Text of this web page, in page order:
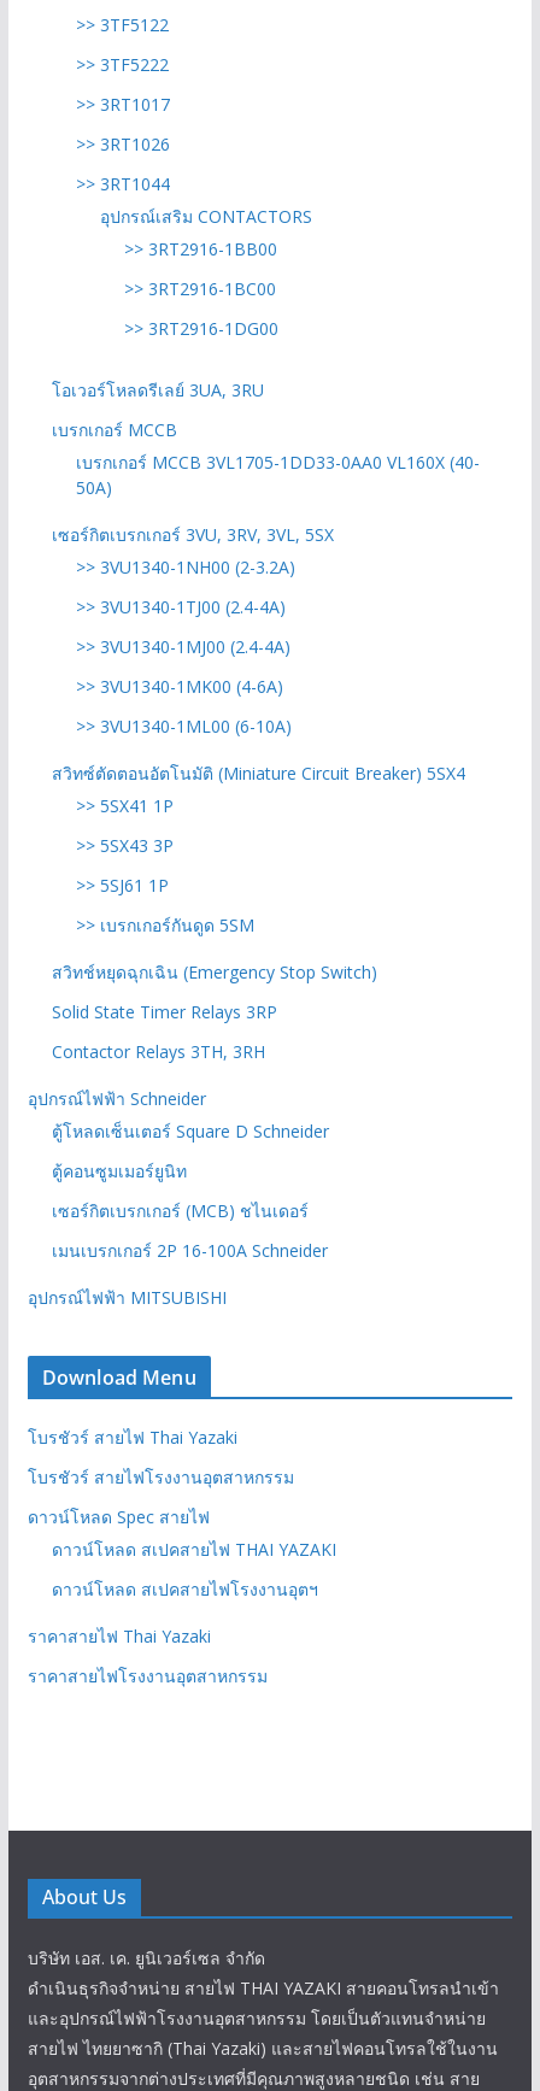
>> 3TF5122
>> 3TF5222
>> 3RT1017
>> 3RT1026
>> 3RT1044
อุปกรณ์เสริม CONTACTORS
>> 3RT2916-1BB00
>> 3RT2916-1BC00
>> 3RT2916-1DG00
โอเวอร์โหลดรีเลย์ 3UA, 3RU
เบรกเกอร์ MCCB
เบรกเกอร์ MCCB 3VL1705-1DD33-0AA0 VL160X (40-
50A)
เซอร์กิตเบรกเกอร์ 3VU, 3RV, 3VL, 5SX
>> 3VU1340-1NH00 (2-3.2A)
>> 3VU1340-1TJ00 (2.4-4A)
>> 3VU1340-1MJ00 (2.4-4A)
>> 3VU1340-1MK00 (4-6A)
>> 3VU1340-1ML00 (6-10A)
สวิทซ์ตัดตอนอัตโนมัติ (Miniature Circuit Breaker) 5SX4
>> 5SX41 1P
>> 5SX43 3P
>> 5SJ61 1P
>> เบรกเกอร์กันดูด 5SM
สวิทช์หยุดฉุกเฉิน (Emergency Stop Switch)
Solid State Timer Relays 3RP
Contactor Relays 3TH, 3RH
อุปกรณ์ไฟฟ้า Schneider
ตู้โหลดเซ็นเตอร์ Square D Schneider
ตู้คอนซูมเมอร์ยูนิท
เซอร์กิตเบรกเกอร์ (MCB) ชไนเดอร์
เมนเบรกเกอร์ 2P 16-100A Schneider
อุปกรณ์ไฟฟ้า MITSUBISHI
Download Menu
โบรชัวร์ สายไฟ Thai Yazaki
โบรชัวร์ สายไฟโรงงานอุตสาหกรรม
ดาวน์โหลด Spec สายไฟ
ดาวน์โหลด สเปคสายไฟ THAI YAZAKI
ดาวน์โหลด สเปคสายไฟโรงงานอุตฯ
ราคาสายไฟ Thai Yazaki
ราคาสายไฟโรงงานอุตสาหกรรม
About Us
บริษัท เอส. เค. ยูนิเวอร์เซล จำกัด
ดำเนินธุรกิจจำหน่าย สายไฟ THAI YAZAKI สายคอนโทรลนำเข้า
และอุปกรณ์ไฟฟ้าโรงงานอุตสาหกรรม โดยเป็นตัวแทนจำหน่าย
สายไฟ ไทยยาซากิ (Thai Yazaki) และสายไฟคอนโทรลใช้ในงาน
อุตสาหกรรมจากต่างประเทศที่มีคุณภาพสูงหลายชนิด เช่น สาย